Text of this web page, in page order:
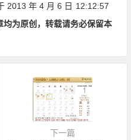
2013 年 4 月 6 日 12:12:57
均为原创，转载请务必保留本
下一篇